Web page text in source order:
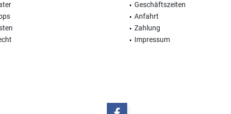
Geschäftszeiten
Anfahrt
Zahlung
Impressum